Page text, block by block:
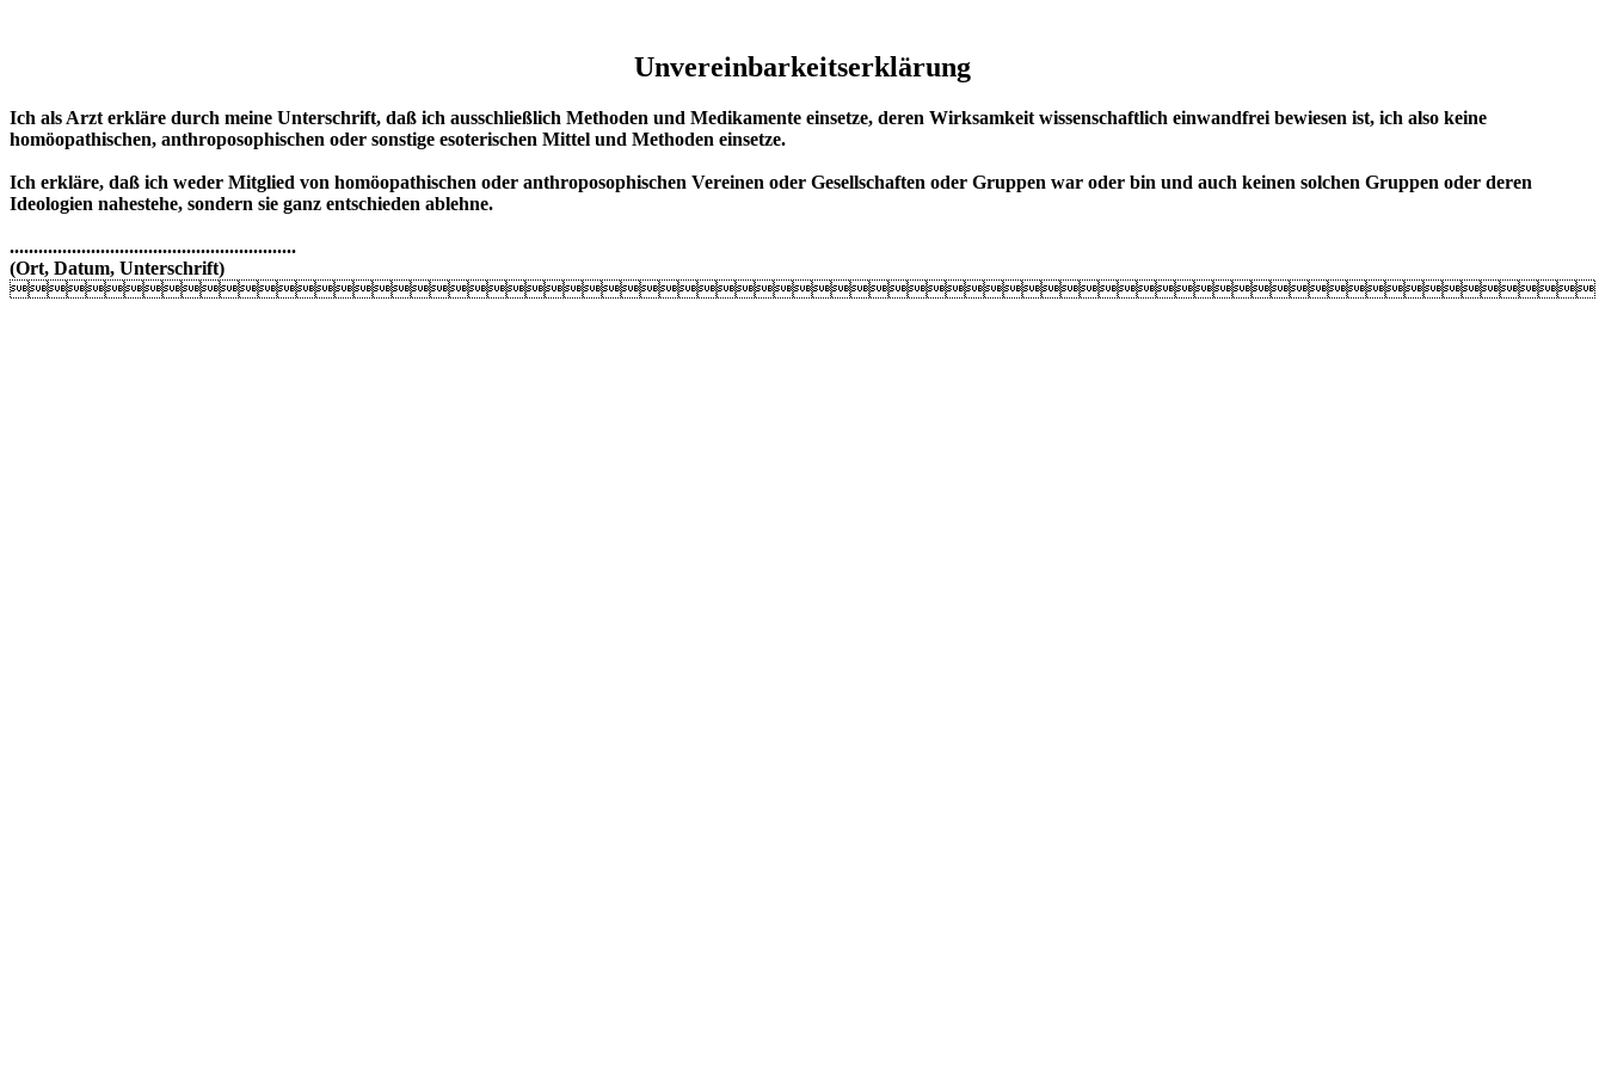
Unvereinbarkeitserklärung
Ich als Arzt erkläre durch meine Unterschrift, daß ich ausschließlich Methoden und Medikamente einsetze, deren Wirksamkeit wissenschaftlich einwandfrei bewiesen ist, ich also keine
homöopathischen, anthroposophischen oder sonstige esoterischen Mittel und Methoden einsetze.
Ich erkläre, daß ich weder Mitglied von homöopathischen oder anthroposophischen Vereinen oder Gesellschaften oder Gruppen war oder bin und auch keinen solchen Gruppen oder deren
Ideologien nahestehe, sondern sie ganz entschieden ablehne.
............................................................
(Ort, Datum, Unterschrift)
